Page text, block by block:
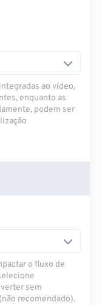
ao vídeo,
enquanto as
podem ser
o fluxo de
sem
recomendado).